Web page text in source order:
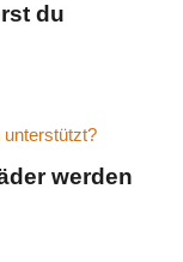
du
werden